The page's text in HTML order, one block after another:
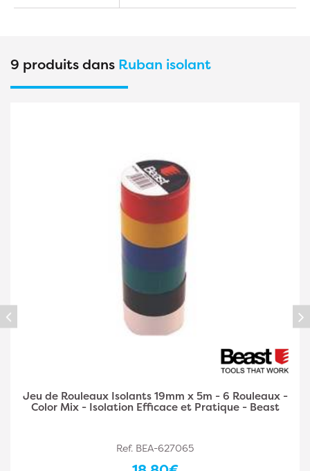
9 produits dans Ruban isolant
Jeu de Rouleaux Isolants en Téflon 10 mm x 8 m -
Résistant et Antiadhérent - Efficace et robuste -
Ref. BEA-627031